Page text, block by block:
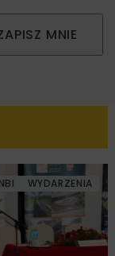
MNIE
WYDARZENIA